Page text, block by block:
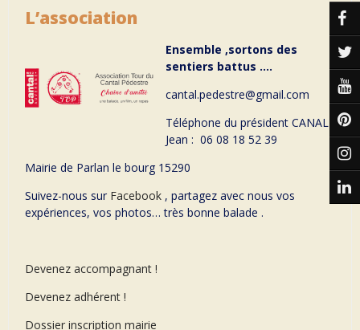
L’association
Ensemble ,sortons des
sentiers battus ….
cantal.pedestre@gmail.com
Téléphone du président CANAL
Jean : 06 08 18 52 39
Mairie de Parlan le bourg 15290
Suivez-nous sur Facebook , partagez avec nous vos
expériences, vos photos… très bonne balade .
Devenez accompagnant !
Devenez adhérent !
Dossier inscription mairie